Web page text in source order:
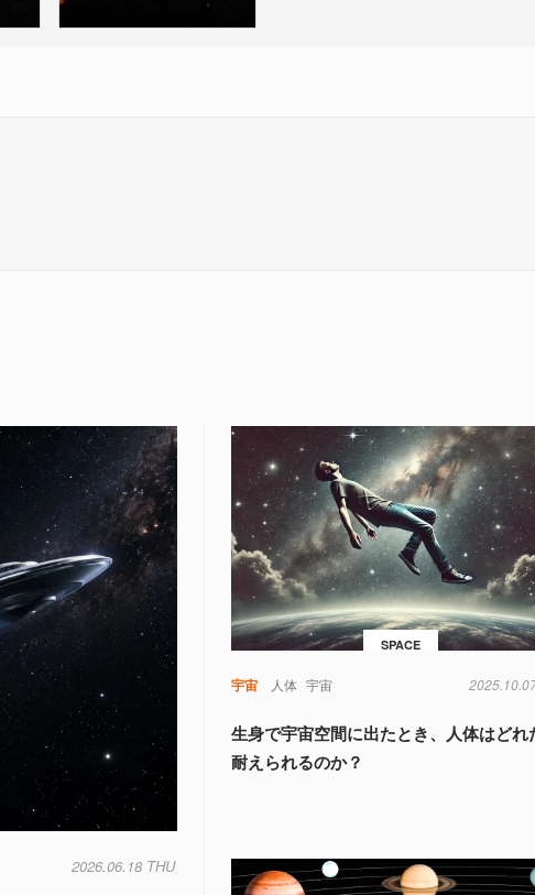
2026.06.18 THU
SPACE
宇宙 人体 宇宙
生身で宇宙空間に出たとき、人体はどれ
耐えられるのか？